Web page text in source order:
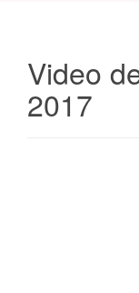
Video
2017